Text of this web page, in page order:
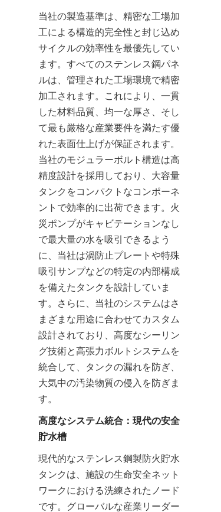
当社の製造基準は、精密な工場加
工による構造的完全性と封じ込め
サイクルの効率性を最優先してい
ます。すべてのステンレス鋼パネ
ルは、管理された工場環境で精密
加工されます。これにより、一貫
した材料品質、均一な厚さ、そし
て最も厳格な産業要件を満たす優
れた表面仕上げが保証されます。
当社のモジュラーボルト構造は高
精度設計を採用しており、大容量
タンクをコンパクトなコンポーネ
ントで効率的に出荷できます。火
災ポンプがキャビテーションなし
で最大量の水を吸引できるよう
に、当社は渦防止プレートや特殊
吸引サンプなどの特定の内部構成
を備えたタンクを設計していま
す。さらに、当社のシステムはさ
まざまな用途に合わせてカスタム
設計されており、高度なシーリン
グ技術と高張力ボルトシステムを
統合して、タンクの漏れを防ぎ、
大気中の汚染物質の侵入を防ぎま
す。
高度なシステム統合：現代の安全
貯水槽
現代的なステンレス鋼製防火貯水
タンクは、施設の生命安全ネット
ワークにおける洗練されたノード
です。グローバルな産業リーダー